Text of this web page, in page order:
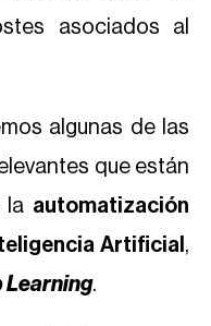
asociados al
algunas de las
que están
la automatización
Artificial ,
Learning.